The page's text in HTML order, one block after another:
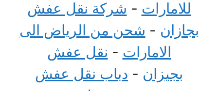
للامارات - شركة نقل عفش
بجازان - شحن من الرياض الى
الامارات - نقل عفش
بجيزان - دباب نقل عفش